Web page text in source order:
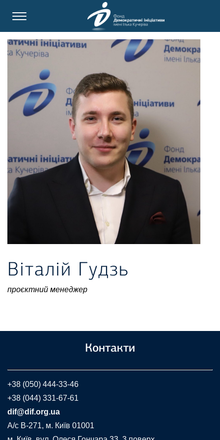
Віталій Гудзь
проєктний менеджер
Контакти
+38 (050) 444-33-46
+38 (044) 331-67-61
dif@dif.org.ua
A/c В-271, м. Київ 01001